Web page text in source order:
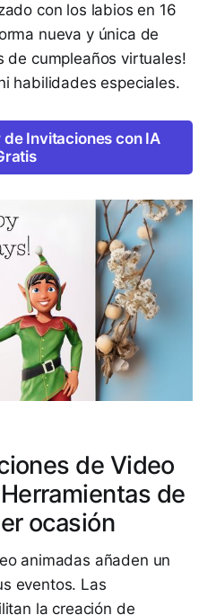
con los labios en 16
nueva y única de
de cumpleaños virtuales!
habilidades especiales.
Invitaciones con IA
de Video
de
ocasión
animadas añaden un
eventos. Las
la creación de